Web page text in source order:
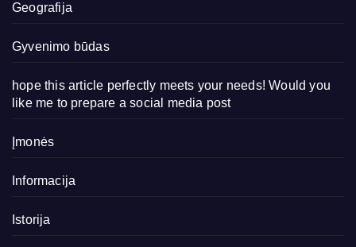
Geografija
Gyvenimo būdas
hope this article perfectly meets your needs! Would you
like me to prepare a social media post
Įmonės
Informacija
Istorija